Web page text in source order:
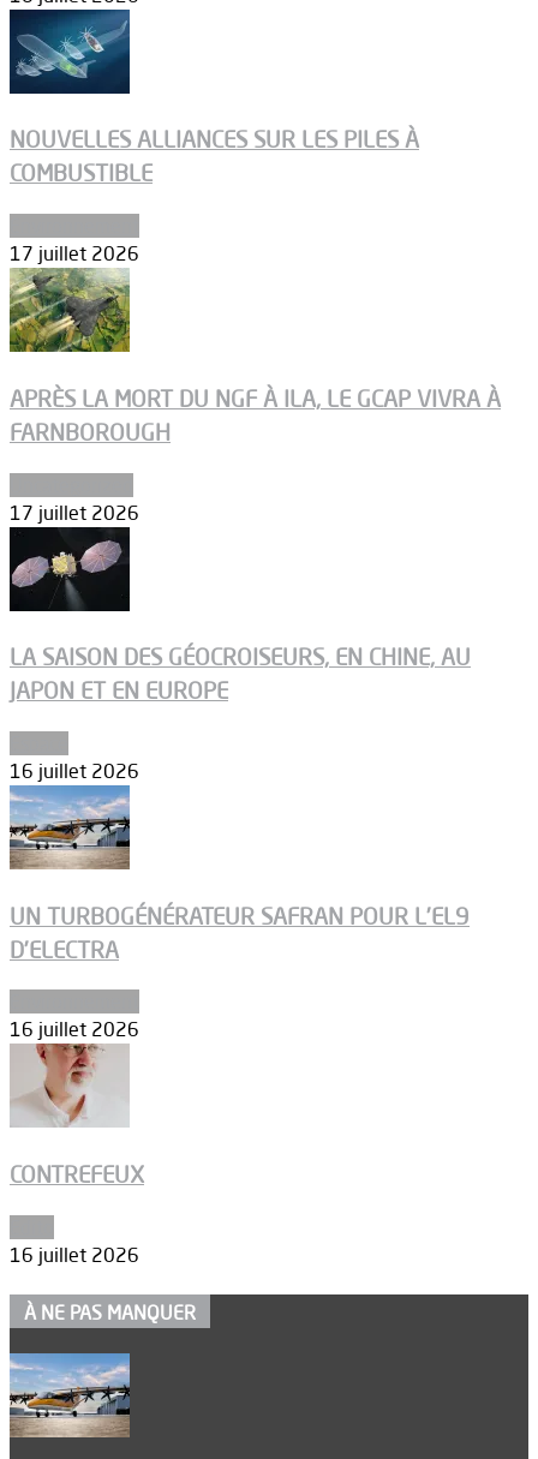
NOUVELLES ALLIANCES SUR LES PILES À
COMBUSTIBLE
17 juillet 2026
APRÈS LA MORT DU NGF À ILA, LE GCAP VIVRA À
FARNBOROUGH
17 juillet 2026
LA SAISON DES GÉOCROISEURS, EN CHINE, AU
JAPON ET EN EUROPE
16 juillet 2026
UN TURBOGÉNÉRATEUR SAFRAN POUR L’EL9
D’ELECTRA
16 juillet 2026
CONTREFEUX
16 juillet 2026
À NE PAS MANQUER